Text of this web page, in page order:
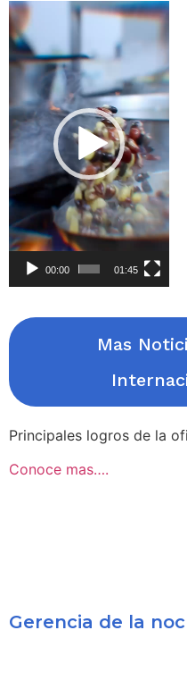
Reproductor
de
vídeo
00:00 01:45
Mas
Principales logros de la
Conoce mas….
Gerencia de la